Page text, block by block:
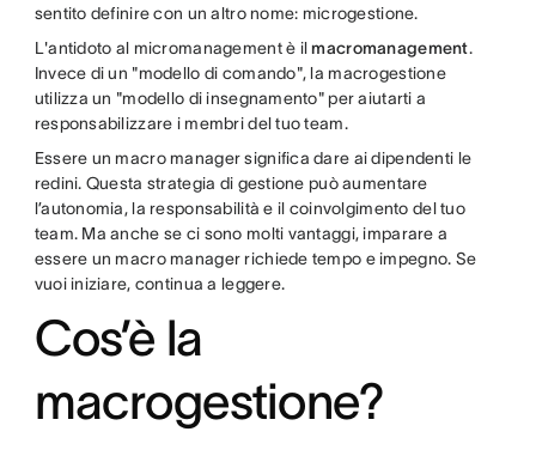
sentito definire con un altro nome: microgestione.
L'antidoto al micromanagement è ilmacromanagement.
Invece di un "modello di comando", la macrogestione
utilizza un "modello di insegnamento" per aiutarti a
responsabilizzare i membri del tuo team.
Essere un macro manager significa dare ai dipendenti le
redini. Questa strategia di gestione può aumentare
l’autonomia, la responsabilità e il coinvolgimento del tuo
team. Ma anche se ci sono molti vantaggi, imparare a
essere un macro manager richiede tempo e impegno. Se
vuoi iniziare, continua a leggere.
Cos’è la
macrogestione?